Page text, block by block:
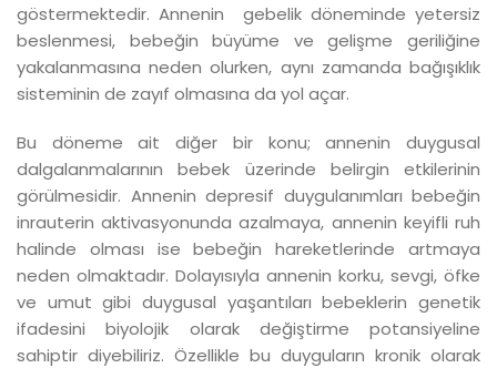
göstermektedir. Annenin gebelik döneminde yetersiz
beslenmesi, bebeğin büyüme ve gelişme geriliğine
yakalanmasına neden olurken, aynı zamanda bağışıklık
sisteminin de zayıf olmasına da yol açar.
Bu döneme ait diğer bir konu; annenin duygusal
dalgalanmalarının bebek üzerinde belirgin etkilerinin
görülmesidir. Annenin depresif duygulanımları bebeğin
inrauterin aktivasyonunda azalmaya, annenin keyifli ruh
halinde olması ise bebeğin hareketlerinde artmaya
neden olmaktadır. Dolayısıyla annenin korku, sevgi, öfke
ve umut gibi duygusal yaşantıları bebeklerin genetik
ifadesini biyolojik olarak değiştirme potansiyeline
sahiptir diyebiliriz. Özellikle bu duyguların kronik olarak